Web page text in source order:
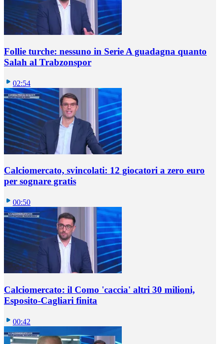
Follie turche: nessuno in Serie A guadagna quanto
Salah al Trabzonspor
02:54
Calciomercato, svincolati: 12 giocatori a zero euro
per sognare gratis
00:50
Calciomercato: il Como 'caccia' altri 30 milioni,
Esposito-Cagliari finita
00:42